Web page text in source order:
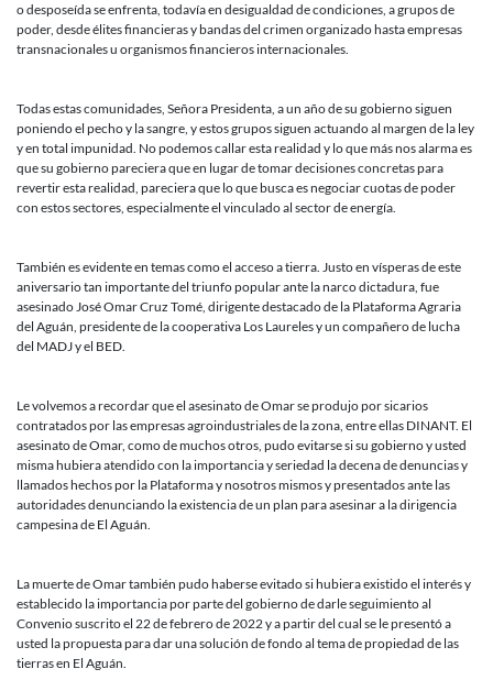
o desposeída se enfrenta, todavía en desigualdad de condiciones, a grupos de
poder, desde élites financieras y bandas del crimen organizado hasta empresas
transnacionales u organismos financieros internacionales.
Todas estas comunidades, Señora Presidenta, a un año de su gobierno siguen
poniendo el pecho y la sangre, y estos grupos siguen actuando al margen de la ley
y en total impunidad. No podemos callar esta realidad y lo que más nos alarma es
que su gobierno pareciera que en lugar de tomar decisiones concretas para
revertir esta realidad, pareciera que lo que busca es negociar cuotas de poder
con estos sectores, especialmente el vinculado al sector de energía.
También es evidente en temas como el acceso a tierra. Justo en vísperas de este
aniversario tan importante del triunfo popular ante la narco dictadura, fue
asesinado José Omar Cruz Tomé, dirigente destacado de la Plataforma Agraria
del Aguán, presidente de la cooperativa Los Laureles y un compañero de lucha
del MADJ y el BED.
Le volvemos a recordar que el asesinato de Omar se produjo por sicarios
contratados por las empresas agroindustriales de la zona, entre ellas DINANT. El
asesinato de Omar, como de muchos otros, pudo evitarse si su gobierno y usted
misma hubiera atendido con la importancia y seriedad la decena de denuncias y
llamados hechos por la Plataforma y nosotros mismos y presentados ante las
autoridades denunciando la existencia de un plan para asesinar a la dirigencia
campesina de El Aguán.
La muerte de Omar también pudo haberse evitado si hubiera existido el interés y
establecido la importancia por parte del gobierno de darle seguimiento al
Convenio suscrito el 22 de febrero de 2022 y a partir del cual se le presentó a
usted la propuesta para dar una solución de fondo al tema de propiedad de las
tierras en El Aguán.